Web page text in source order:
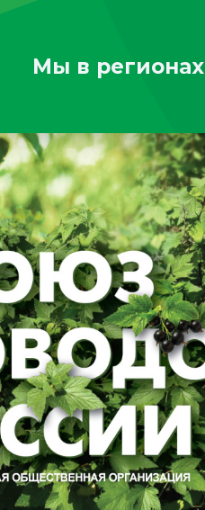
Мы в регионах